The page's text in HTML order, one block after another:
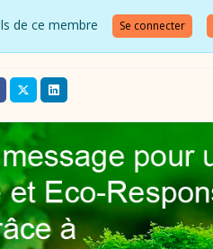
de ce membre Se connecter